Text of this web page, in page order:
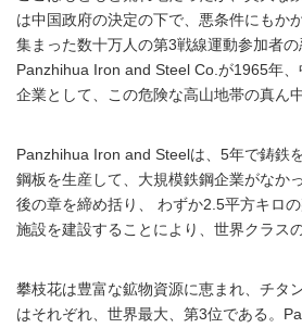
は中国政府の決定の下で、悪条件にもか
集まった数十万人の第3戦線運動参加者の
Panzhihua Iron and Steel Co.が1965年
企業として、この危険な高山地帯の真ん
Panzhihua Iron and Steelは、5年で鋳鉄
鋼板を生産して、大規模鉄鋼企業がなか
後の章を締め括り、 わずか2.5平方キロ
施設を建設することにより、世界クラス
攀枝花は豊富な鉱物資源に恵まれ、チタ
はそれぞれ、世界最大、第3位である。